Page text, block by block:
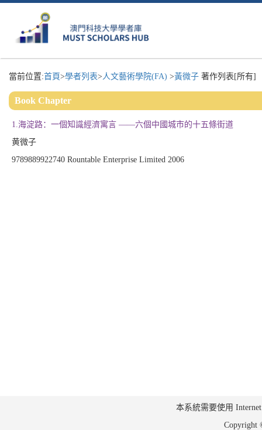
當前位置:首頁>學者列表>人文藝術學院(FA) >黃微子 著作列表[所有]
Book Chapter
1.海淀路：一個知識經濟寓言 ——六個中國城市的十五條街道
黄微子
9789889922740 Rountable Enterprise Limited 2006
本系統需要使用
Copyright